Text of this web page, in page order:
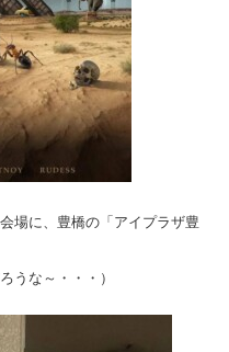
場に、豊橋の「アイプラザ豊
うな～・・・）